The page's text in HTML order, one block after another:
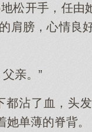
松开手，任由
肩膀，心情良
亲。”
沾了血，头
单薄的脊背。